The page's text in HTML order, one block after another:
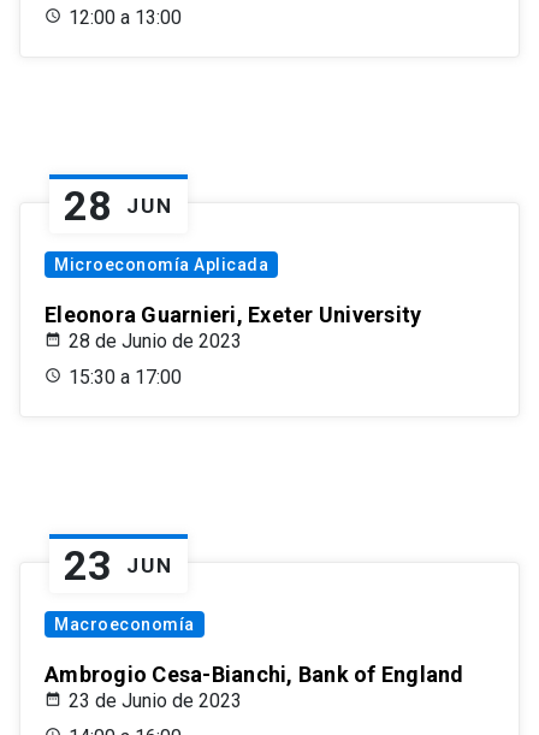
12:00 a 13:00
28 JUN
Microeconomía Aplicada
Eleonora Guarnieri, Exeter University
28 de Junio de 2023
15:30 a 17:00
23 JUN
Macroeconomía
Ambrogio Cesa-Bianchi, Bank of England
23 de Junio de 2023